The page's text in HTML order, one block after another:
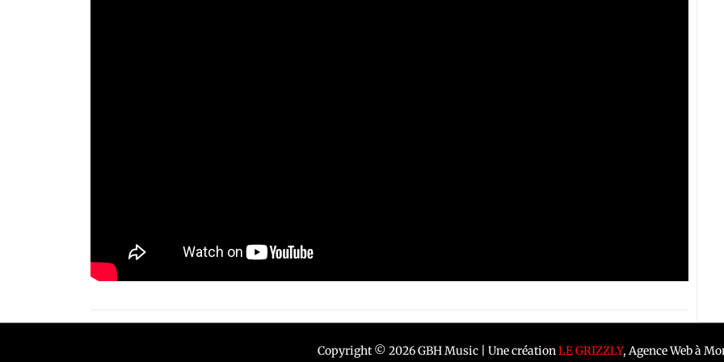
Copyright © 2026 GBH Music | Une créationLE GRIZZLY, Agence Web à